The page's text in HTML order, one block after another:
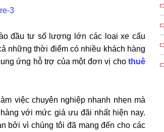
đầu tư số lượng lớn các loại xe cẩu
những thời điểm có nhiều khách hàng
ứng hỗ trợ của một đơn vị cho thuê
việc chuyên nghiệp nhanh nhẹn mà
với mức giá ưu đãi nhất hiện nay.
bởi vì chúng tôi đã mang đến cho các